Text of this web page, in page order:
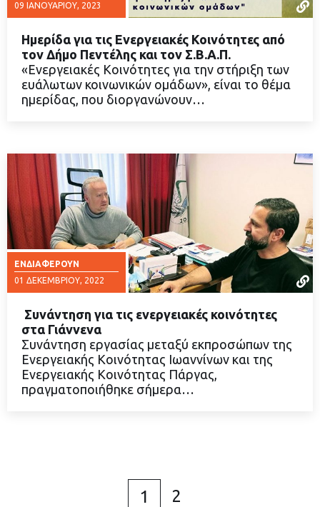
09 ΙΑΝΟΥΑΡΊΟΥ, 2023
ΔΙΑΒΑΣΤΕ ΠΕΡΙΣΣΟΤΕΡΑ
Ημερίδα για τις Ενεργειακές Κοινότητες από
τον Δήμο Πεντέλης και τον Σ.Β.Α.Π.
«Ενεργειακές Κοινότητες για την στήριξη των
ευάλωτων κοινωνικών ομάδων», είναι το θέμα
ημερίδας, που διοργανώνουν…
ΕΝΔΙΑΦΈΡΟΥΝ
01 ΔΕΚΕΜΒΡΊΟΥ, 2022
ΔΙΑΒΑΣΤΕ ΠΕΡΙΣΣΟΤΕΡΑ
Συνάντηση για τις ενεργειακές κοινότητες
στα Γιάννενα
Συνάντηση εργασίας μεταξύ εκπροσώπων της
Ενεργειακής Κοινότητας Ιωαννίνων και της
Ενεργειακής Κοινότητας Πάργας,
πραγματοποιήθηκε σήμερα…
1 2